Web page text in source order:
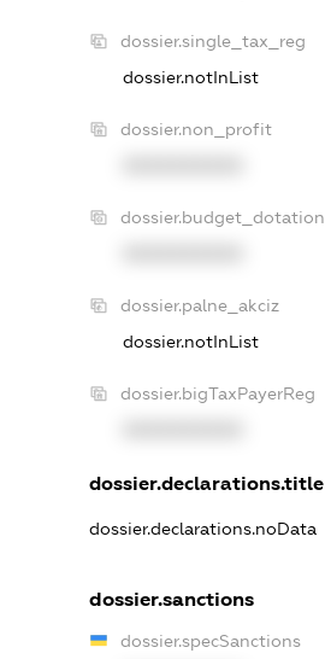
dossier.single_tax_reg
dossier.notInList
dossier.non_profit
dossier.budget_dotation
dossier.palne_akciz
dossier.notInList
dossier.bigTaxPayerReg
dossier.declarations.title
dossier.declarations.noData
dossier.sanctions
dossier.specSanctions